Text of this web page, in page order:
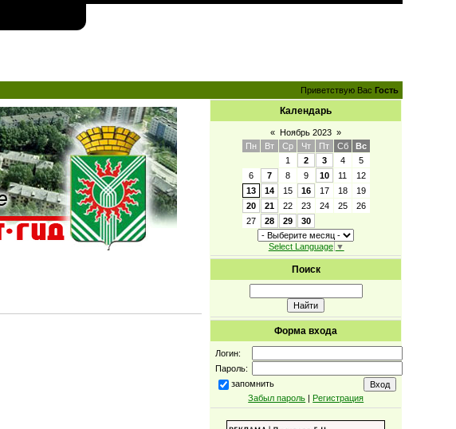
Приветствую Вас Гость
Календарь
« Ноябрь 2023 »
Пн
Вт Ср Чт Пт Сб
Вс
1
2 3 4
5
6
7 8 9 10 11
12
13
14 15 16 17 18
19
20
21 22 23 24 25
26
27
28 29 30
Select Language ▼
Поиск
Форма входа
Логин:
Пароль:
запомнить
Забыл пароль | Регистрация